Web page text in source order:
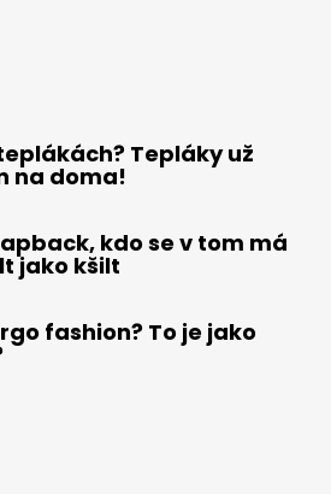
Tepláky už
na doma!
kdo se v tom má
jako kšilt
fashion? To je jako